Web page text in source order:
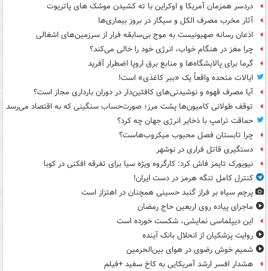
دردسر همزمان آمریکا و اوکراین با ته کشیدن موشک های پاتریوت
آثار مخرب مصرف الکل و سیگار در بروز بیماری‌ها
اذعان رسانه صهیونیست به موج بی‌سابقه فرار از سرزمین‌های اشغالی
چرا مغز در هنگام خواب، انرژی خود را خالی می‌کند؟
گرما برای پالایشگاه‌ها و منابع برق اروپا اضطرار آفرید
ایالات متحده واقعاً یک «ببر کاغذی» است!
آیا مصرف قهوه و نوشیدنی‌های کافئین‌دار در دوران بارداری مجاز است؟
توقف طولانی کامیون‌ها پشت مرز؛ صورت‌حساب سنگینی که به اقتصاد می‌رسد
حماقت ترامپ با ذخایر انرژی جهان چه کرد؟
چرا تابستان فصل محبوب میکروب‌هاست؟
دستگیری قاتل فراری در نوشهر
نیویورک تایمز فاش کرد: کارگروه ویژه سیا برای تفرقه افکنی در کوبا
کنترل کامل تنگه هرمز در دست ایران!
پرچم سیاه بر فراز گنبد حسینی همچنان در اهتزاز است
ماجرای پیاده روی اربعین حاج رمضان
این دیپلماسی نمایشی، شکست خورده است
روایت پزشکیان از انحلال بانک آینده
شمیم خوش رضوی در هوای بین‌الحرمین
هشدار افسر ارشد آمریکایی به کاخ سفید +فیلم